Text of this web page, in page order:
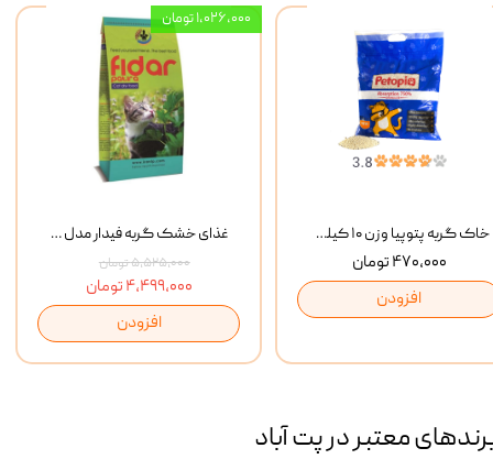
غذای خشک گربه فیدار مدل Adult وزن 10 کیلوگرم
۵,۵۲۵,۰۰۰ تومان
۴,۴۹۹,۰۰۰ تومان
افزودن
۱,۰۲۶,۰۰۰ تومان
خاک گربه پتوپیا وزن ۱۰ کیلوگرم
۴۷۰,۰۰۰ تومان
افزودن
معتبر در پت آباد